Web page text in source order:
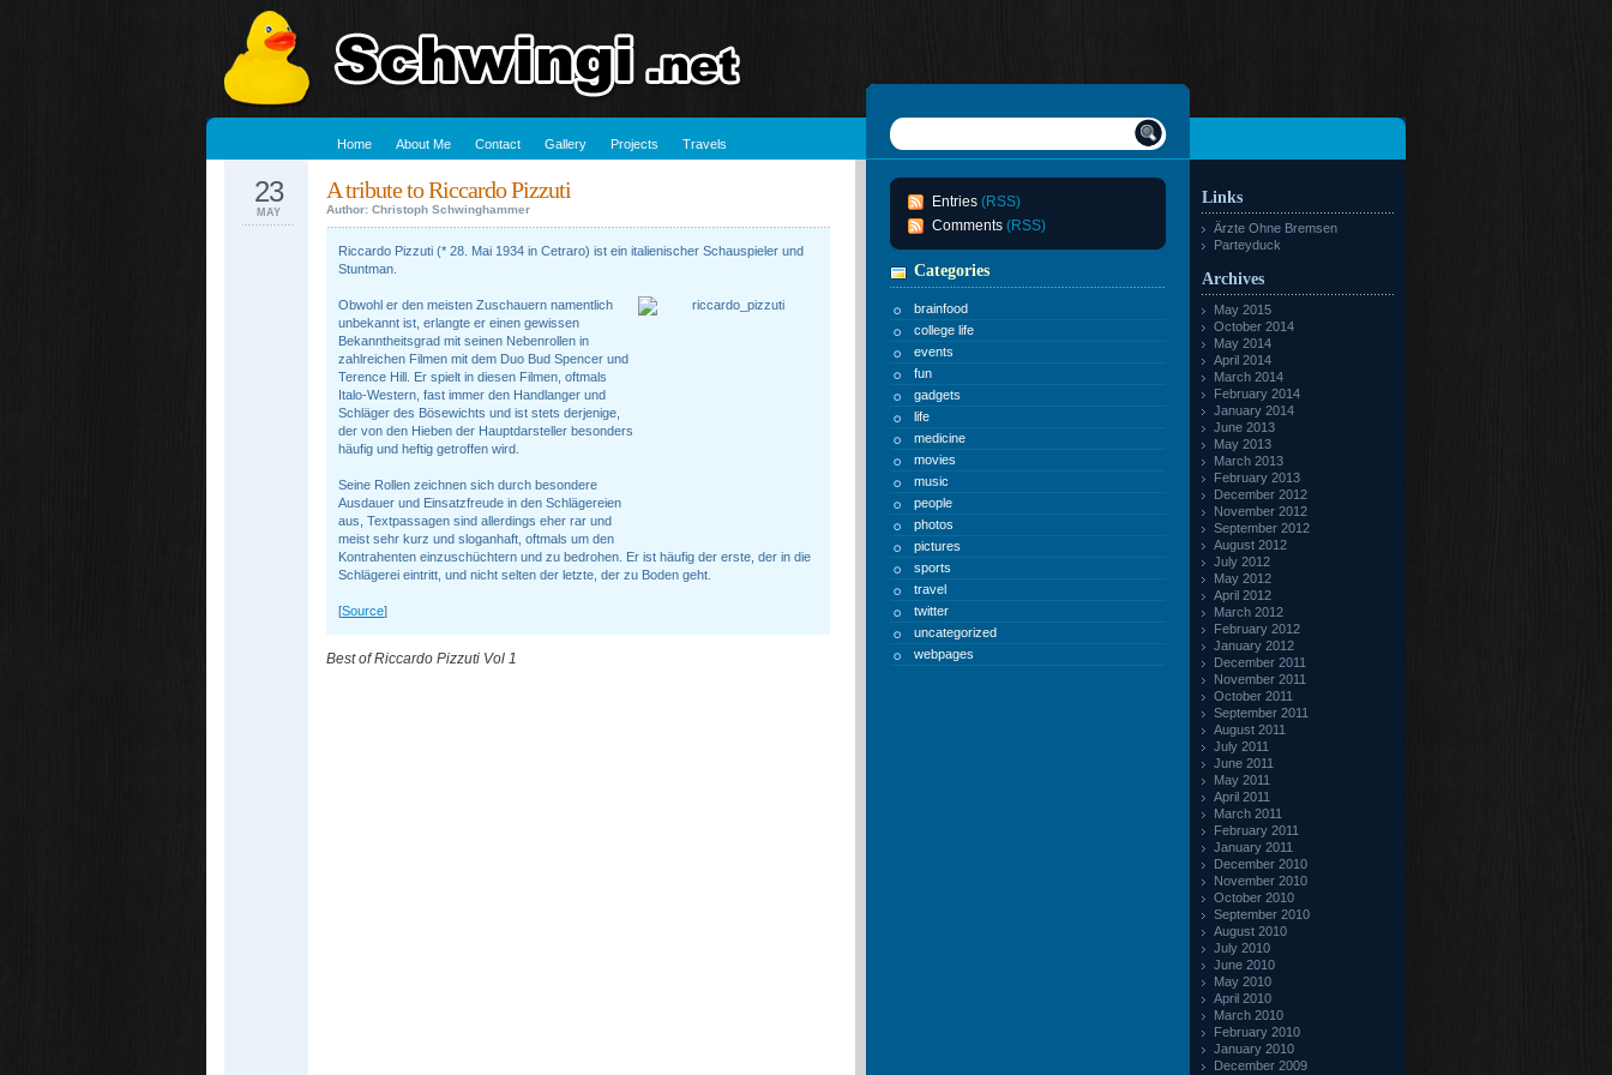
Home About Me Contact Gallery Projects Travels
A tribute to Riccardo Pizzuti
Author: Christoph Schwinghammer
23
MAY
Riccardo Pizzuti (* 28. Mai 1934 in Cetraro) ist ein italienischer Schauspieler und
Stuntman.
Obwohl er den meisten Zuschauern namentlich
unbekannt ist, erlangte er einen gewissen
Bekanntheitsgrad mit seinen Nebenrollen in
zahlreichen Filmen mit dem Duo Bud Spencer und
Terence Hill. Er spielt in diesen Filmen, oftmals
Italo-Western, fast immer den Handlanger und
Schläger des Bösewichts und ist stets derjenige,
der von den Hieben der Hauptdarsteller besonders
häufig und heftig getroffen wird.
Seine Rollen zeichnen sich durch besondere
Ausdauer und Einsatzfreude in den Schlägereien
aus, Textpassagen sind allerdings eher rar und
meist sehr kurz und sloganhaft, oftmals um den
Kontrahenten einzuschüchtern und zu bedrohen. Er ist häufig der erste, der in die
Schlägerei eintritt, und nicht selten der letzte, der zu Boden geht.
[Source]
Best of Riccardo Pizzuti Vol 1
Entries (RSS)
Comments (RSS)
Categories
brainfood
college life
events
fun
gadgets
life
medicine
movies
music
people
photos
pictures
sports
travel
twitter
uncategorized
webpages
Links
Ärzte Ohne Bremsen
Parteyduck
Archives
May 2015
October 2014
May 2014
April 2014
March 2014
February 2014
January 2014
June 2013
May 2013
March 2013
February 2013
December 2012
November 2012
September 2012
August 2012
July 2012
May 2012
April 2012
March 2012
February 2012
January 2012
December 2011
November 2011
October 2011
September 2011
August 2011
July 2011
June 2011
May 2011
April 2011
March 2011
February 2011
January 2011
December 2010
November 2010
October 2010
September 2010
August 2010
July 2010
June 2010
May 2010
April 2010
March 2010
February 2010
January 2010
December 2009